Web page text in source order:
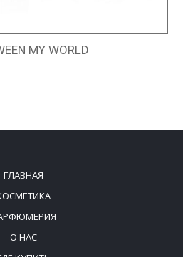
MY WORLD
ГЛАВНАЯ
О НАС